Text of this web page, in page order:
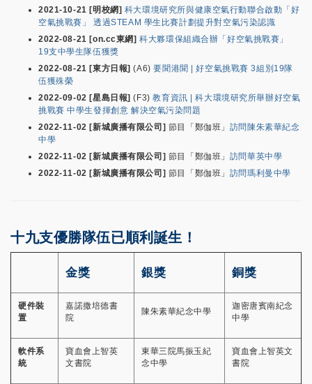
2021-10-21 [明校網] 科大環境研究所與健康空氣行動聯合啟動「好
空氣挑戰賽」 透過STEAM 學生比賽計劃提升對空氣污染認識
2022-08-21 [on.cc東網]科大夥環保組織合辦「好空氣挑戰賽」
19支中學生隊伍獲獎
2022-08-21 [東方日報](A6)要聞港聞 | 好空氣挑戰賽 3組別19隊
伍獲殊榮
2022-09-02 [星島日報](F3)教育資訊 | 科大環境研究所舉辦好空氣
挑戰賽 中學生發揮創意 解決空氣污染問題
2022-11-02 [新城廣播有限公司] 節目「鄭伽班」 訪問陳朱素華紀念
中學
2022-11-02 [新城廣播有限公司] 節目「鄭伽班」 訪問華英中學
2022-11-02 [新城廣播有限公司] 節目「鄭伽班」 訪問瑪利曼中學
十九支優勝隊伍已順利誕生！
金獎 銀獎 銅獎
硬件裝
置
嘉諾撒培德書
院
陳朱素華紀念中學
迦密唐賓南紀念
中學
軟件系
統
寶血會上智英
文書院
東華三院馬振玉紀
念中學
寶血會上智英文
書院